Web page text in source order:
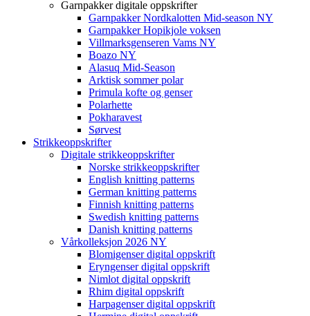
Garnpakker digitale oppskrifter
Garnpakker Nordkalotten Mid-season NY
Garnpakker Hopikjole voksen
Villmarksgenseren Vams NY
Boazo NY
Alasuq Mid-Season
Arktisk sommer polar
Primula kofte og genser
Polarhette
Pokharavest
Sørvest
Strikkeoppskrifter
Digitale strikkeoppskrifter
Norske strikkeoppskrifter
English knitting patterns
German knitting patterns
Finnish knitting patterns
Swedish knitting patterns
Danish knitting patterns
Vårkolleksjon 2026 NY
Blomigenser digital oppskrift
Eryngenser digital oppskrift
Nimlot digital oppskrift
Rhim digital oppskrift
Harpagenser digital oppskrift